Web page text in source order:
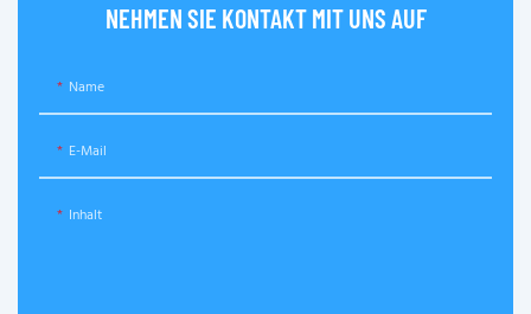
NEHMEN SIE KONTAKT MIT UNS AUF
Name
E-Mail
Inhalt